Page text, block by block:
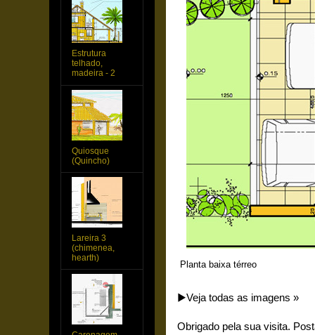
Planta baixa térreo
▶️Veja todas as imagens »
Obrigado pela sua visita.
Estrutura
telhado,
madeira - 2
Quiosque
(Quincho)
Lareira 3
(chimenea,
hearth)